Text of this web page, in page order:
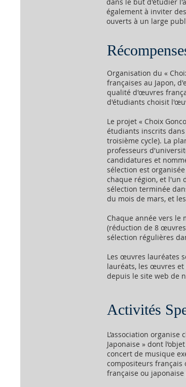
également à inviter
ouverts à un large
Organisation du «
françaises au Japon,
qualité d'œuvres
d'étudiants choisit
Le projet « Choix
étudiants inscrits
troisième cycle). La
professeurs
candidatures et
sélection est
chaque région, et l'un
sélection terminée
du mois de mars, et
Chaque année vers le
(réduction de 8
sélection régulières
Les œuvres lauréates
lauréats, les œuvres et
depuis le site web de
Activités
L’association
Japonaise » dont
concert de musique
compositeurs français
française ou